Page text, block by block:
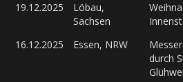
19.12.2025
Löbau,
Sachsen
16.12.2025 Essen, NRW
durch